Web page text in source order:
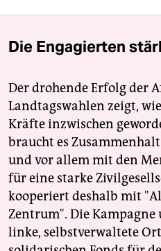
Die Engagierten
Der drohende Erfolg der
Landtagswahlen zeigt,
Kräfte inzwischen
braucht es
und vor allem mit den
für eine starke
kooperiert deshalb mit
Zentrum". Die
linke, selbstverwaltete